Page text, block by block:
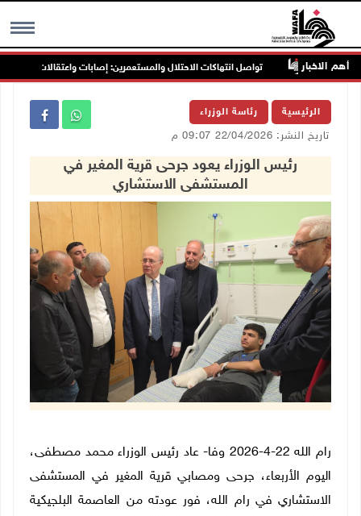
MENU أهم الاخبار تواصل انتهاكات الاحتلال والمستعمرين: إصابات واعتقالات واقتحامات
الرئيسية رئاسة الوزراء
تاريخ النشر: 22/04/2026 09:07 م
رئيس الوزراء يعود جرحى قرية المغير في
المستشفى الاستشاري
رام الله 22-4-2026 وفا- عاد رئيس الوزراء محمد مصطفى،
اليوم الأربعاء، جرحى ومصابي قرية المغير في المستشفى
الاستشاري في رام الله، فور عودته من العاصمة البلجيكية